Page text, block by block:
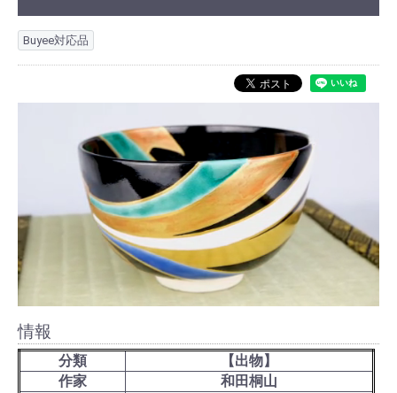
Buyee対応品
情報
分類
【出物】
作家
和田桐山